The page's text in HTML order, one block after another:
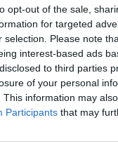
opt-out of the sale,
for targeted
selection. Please note
interest-based ads
to third parties
of your personal
This information may
Participants that may
τιμή εμπορίου)
ΑΣΠΙΣ
καστανό
ρύζι και αλάτι
Γάλακτος
Γάλακτος με
Στέβια Χωρίς